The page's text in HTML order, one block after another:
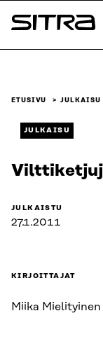
Siirry
suoraan
Sitra
ETUSIVU JULKAISU
JULKAISU
JULKAISTU
27.1.2011
KIRJOITTAJAT
Miika Mielityinen